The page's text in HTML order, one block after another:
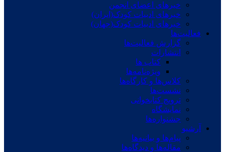
خبرهای اعضای انجمن
خبرهای ادبیات کودک(ایران)
خبرهای ادبیات کودک(جهان)
فعالیت‌ها
گزارش فعالیت‌ها
انتشارات
کتاب ها
ویژه‌نامه‌ها
کلاس‌ها و کارگاه‌ها
نشست‌ها
ترویج کتابخوانی
نمایشگاه
جشنواره‌ها
آرشیو
پیام‌ها و بیانیه‌ها
مقاله‌ها و دیدگاه‌ها